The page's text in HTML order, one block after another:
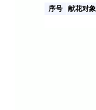
序号 献花对象